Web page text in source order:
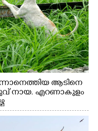
ആടിനെ
നായ. എറണാകുളം